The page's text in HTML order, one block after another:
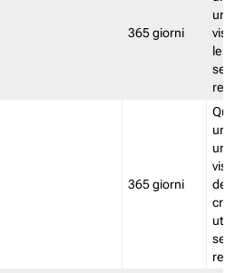
365 giorni
le
365 giorni
un
del